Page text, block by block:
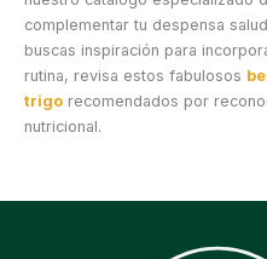
complementar tu despensa
buscas inspiración para
rutina, revisa estos fabulosos
trigo recomendados por
nutricional.